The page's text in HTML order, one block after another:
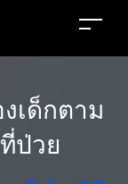
เด็กตาม
ป่วย